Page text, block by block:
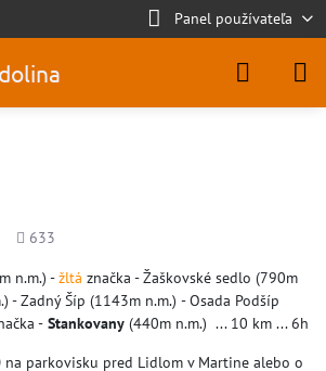
Panel používateľa
Počet
633
n.m.) - žltá značka - Žaškovské sedlo (790m
- Zadný Šíp (1143m n.m.) - Osada Podšíp
- Stankovany (440m n.m.) ... 10 km ... 6h
na parkovisku pred Lidlom v Martine alebo o